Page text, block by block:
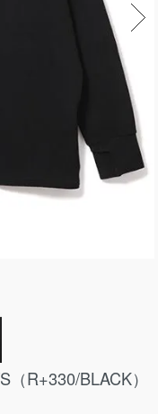
（R+330/BLACK）